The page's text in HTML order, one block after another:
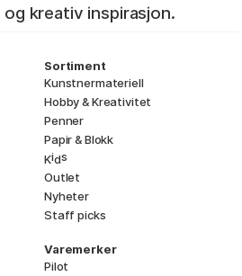
kreativ inspirasjon.
Sortiment
Kunstnermateriell
Hobby & Kreativitet
Penner
Papir & Blokk
Kids
Outlet
Nyheter
Staff picks
Varemerker
Pilot